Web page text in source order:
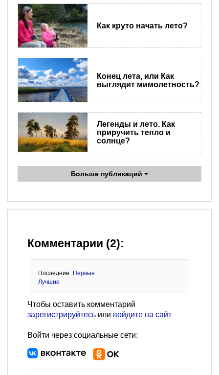
Как круто начать лето?
Конец лета, или Как
выглядит мимолетность?
Легенды и лето. Как
приручить тепло и
солнце?
Больше публикаций
Комментарии (2):
Последние
Первые
Лучшие
Чтобы оставить комментарий
зарегистрируйтесь или войдите на сайт
Войти через социальные сети: